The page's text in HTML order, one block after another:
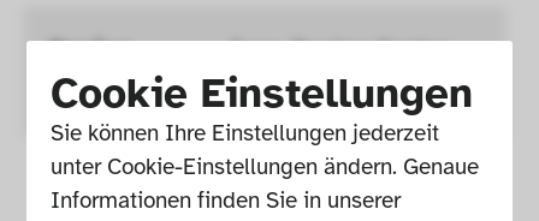
Cookie Einstellungen
Sie können Ihre Einstellungen jederzeit
unter Cookie-Einstellungen ändern. Genaue
Informationen finden Sie in unserer
Design Sony Design Center
ULAN
Year of
1984